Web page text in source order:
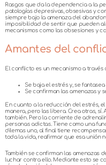
Rasgos que da la dependencia a la
patologías depresivas, obsesivas y
siempre bajo la amenaza del
imposibilidad de sentir que pueden
mecanismos como las obsesiones y
Amantes del
El conflicto es un mecanismo a
Se baja el estrés y, se
Se confirman las amenazas y
En cuanto a la reducción del estrés,
manera, pero las libera. Crea otras,
también. Pero la corriente de
personas adictas. Tiene como una
dilemas uno, al final tiene
toda la vida, reafirmar que esa unión
También se confirman las amenazas
luchar contra ello. Mediante esto se